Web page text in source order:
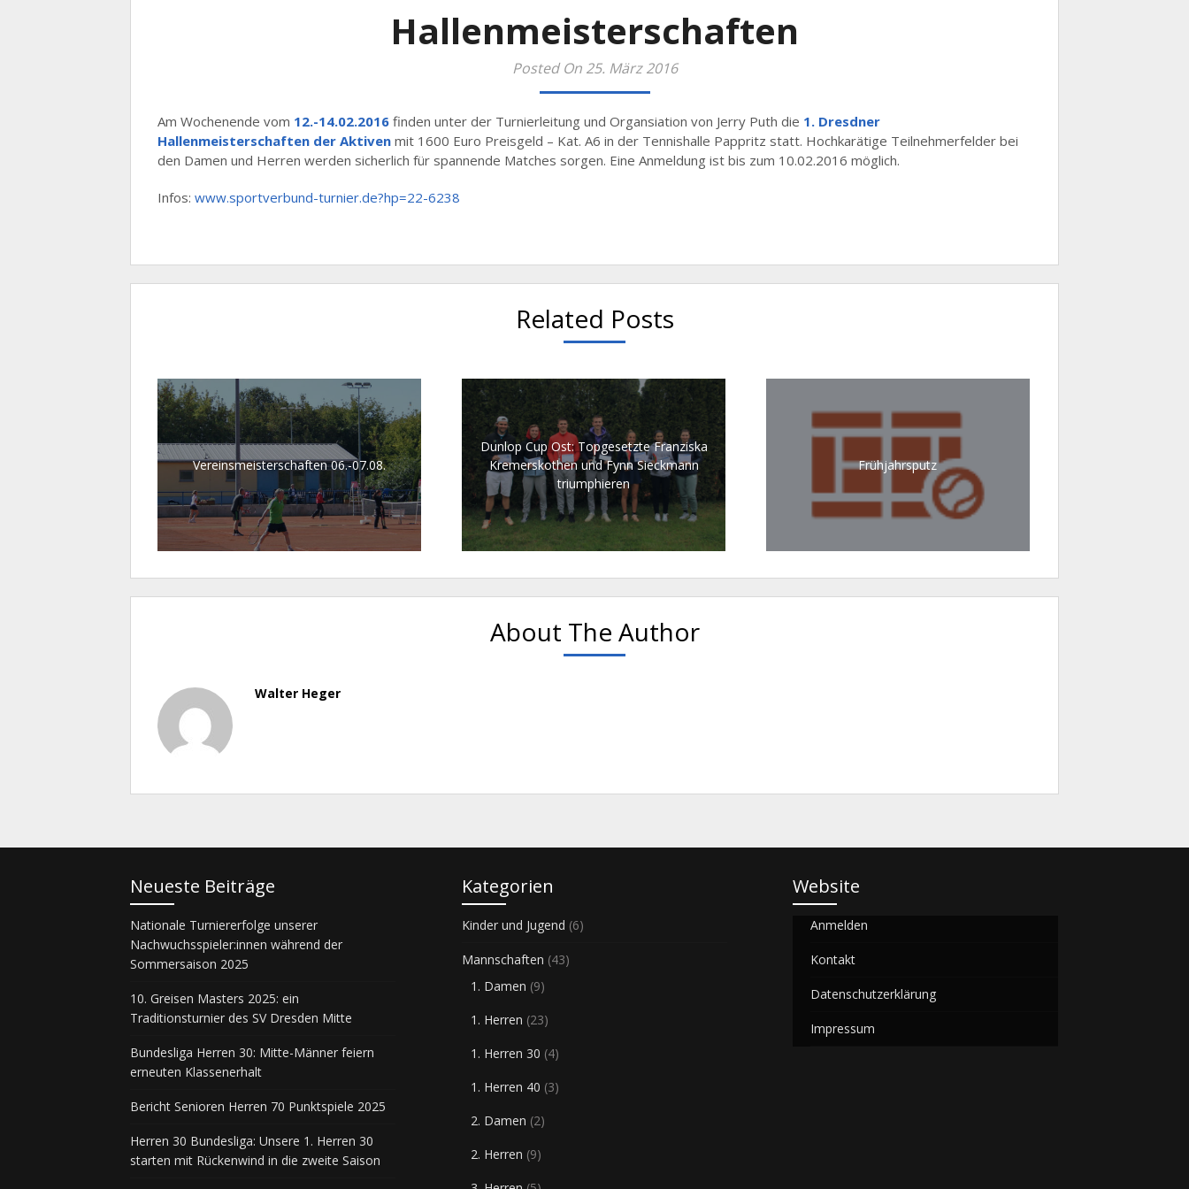
Hallenmeisterschaften
Posted On 25. März 2016
Am Wochenende vom 12.-14.02.2016 finden unter der Turnierleitung und Organsiation von Jerry Puth die 1. Dresdner
Hallenmeisterschaften der Aktiven mit 1600 Euro Preisgeld – Kat. A6 in der Tennishalle Pappritz statt. Hochkarätige Teilnehmerfelder bei
den Damen und Herren werden sicherlich für spannende Matches sorgen. Eine Anmeldung ist bis zum 10.02.2016 möglich.
Infos: www.sportverbund-turnier.de?hp=22-6238
Related Posts
Vereinsmeisterschaften 06.-07.08.
Dunlop Cup Ost: Topgesetzte Franziska
Kremerskothen und Fynn Sieckmann
triumphieren
Frühjahrsputz
About The Author
Walter Heger
Neueste Beiträge
Nationale Turniererfolge unserer
Nachwuchsspieler:innen während der
Sommersaison 2025
10. Greisen Masters 2025: ein
Traditionsturnier des SV Dresden Mitte
Bundesliga Herren 30: Mitte-Männer feiern
erneuten Klassenerhalt
Bericht Senioren Herren 70 Punktspiele 2025
Herren 30 Bundesliga: Unsere 1. Herren 30
starten mit Rückenwind in die zweite Saison
Kategorien
Kinder und Jugend (6)
Mannschaften (43)
1. Damen (9)
1. Herren (23)
1. Herren 30 (4)
1. Herren 40 (3)
2. Damen (2)
2. Herren (9)
Website
Anmelden
Kontakt
Datenschutzerklärung
Impressum